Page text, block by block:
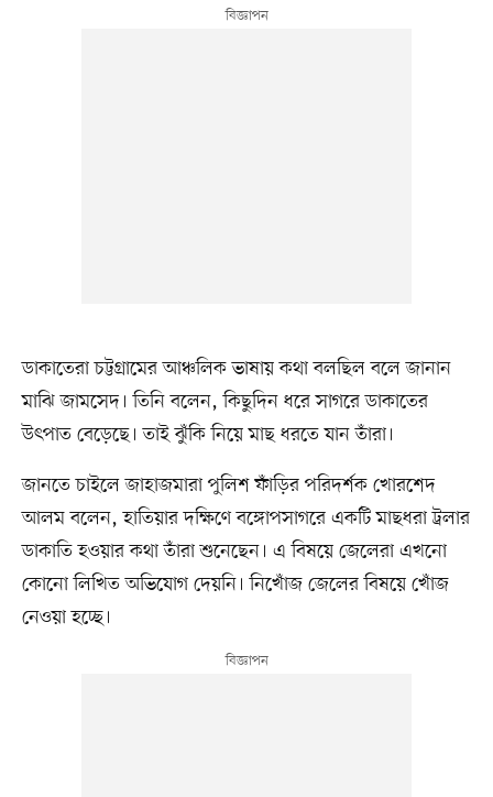
ডাকাতেরা চট্টগ্রামের আঞ্চলিক ভাষায় কথা বলছিল বলে জানান
মাঝি জামসেদ। তিনি বলেন, কিছুদিন ধরে সাগরে ডাকাতের
উৎপাত বেড়েছে। তাই ঝুঁকি নিয়ে মাছ ধরতে যান তাঁরা।
জানতে চাইলে জাহাজমারা পুলিশ ফাঁড়ির পরিদর্শক খোরশেদ
আলম বলেন, হাতিয়ার দক্ষিণে বঙ্গোপসাগরে একটি মাছধরা ট্রলার
ডাকাতি হওয়ার কথা তাঁরা শুনেছেন। এ বিষয়ে জেলেরা এখনো
কোনো লিখিত অভিযোগ দেয়নি। নিখোঁজ জেলের বিষয়ে খোঁজ
নেওয়া হচ্ছে।